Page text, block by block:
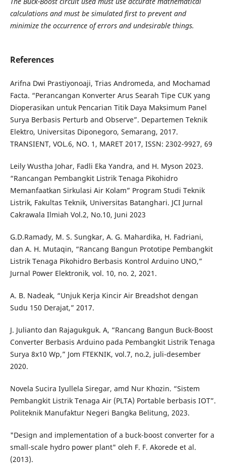
calculations and must be simulated first to prevent and
minimize the occurrence of errors and undesirable things.
References
Arifna Dwi Prastiyonoaji, Trias Andromeda, and Mochamad
Facta. “Perancangan Konverter Arus Searah Tipe CUK yang
Dioperasikan untuk Pencarian Titik Daya Maksimum Panel
Surya Berbasis Perturb and Observe”. Departemen Teknik
Elektro, Universitas Diponegoro, Semarang, 2017.
TRANSIENT, VOL.6, NO. 1, MARET 2017, ISSN: 2302-9927, 69
Leily Wustha Johar, Fadli Eka Yandra, and H. Myson 2023.
“Rancangan Pembangkit Listrik Tenaga Pikohidro
Memanfaatkan Sirkulasi Air Kolam” Program Studi Teknik
Listrik, Fakultas Teknik, Universitas Batanghari. JCI Jurnal
Cakrawala Ilmiah Vol.2, No.10, Juni 2023
G.D.Ramady, M. S. Sungkar, A. G. Mahardika, H. Fadriani,
dan A. H. Mutaqin, “Rancang Bangun Prototipe Pembangkit
Listrik Tenaga Pikohidro Berbasis Kontrol Arduino UNO,”
Jurnal Power Elektronik, vol. 10, no. 2, 2021.
A. B. Nadeak, “Unjuk Kerja Kincir Air Breadshot dengan
Sudu 150 Derajat,” 2017.
J. Julianto dan Rajagukguk. A, “Rancang Bangun Buck-Boost
Converter Berbasis Arduino pada Pembangkit Listrik Tenaga
Surya 8x10 Wp,” Jom FTEKNIK, vol.7, no.2, juli-desember
2020.
Novela Sucira Iyullela Siregar, amd Nur Khozin. “Sistem
Pembangkit Listrik Tenaga Air (PLTA) Portable berbasis IOT”.
Politeknik Manufaktur Negeri Bangka Belitung, 2023.
"Design and implementation of a buck-boost converter for a
small-scale hydro power plant" oleh F. F. Akorede et al.
(2013).